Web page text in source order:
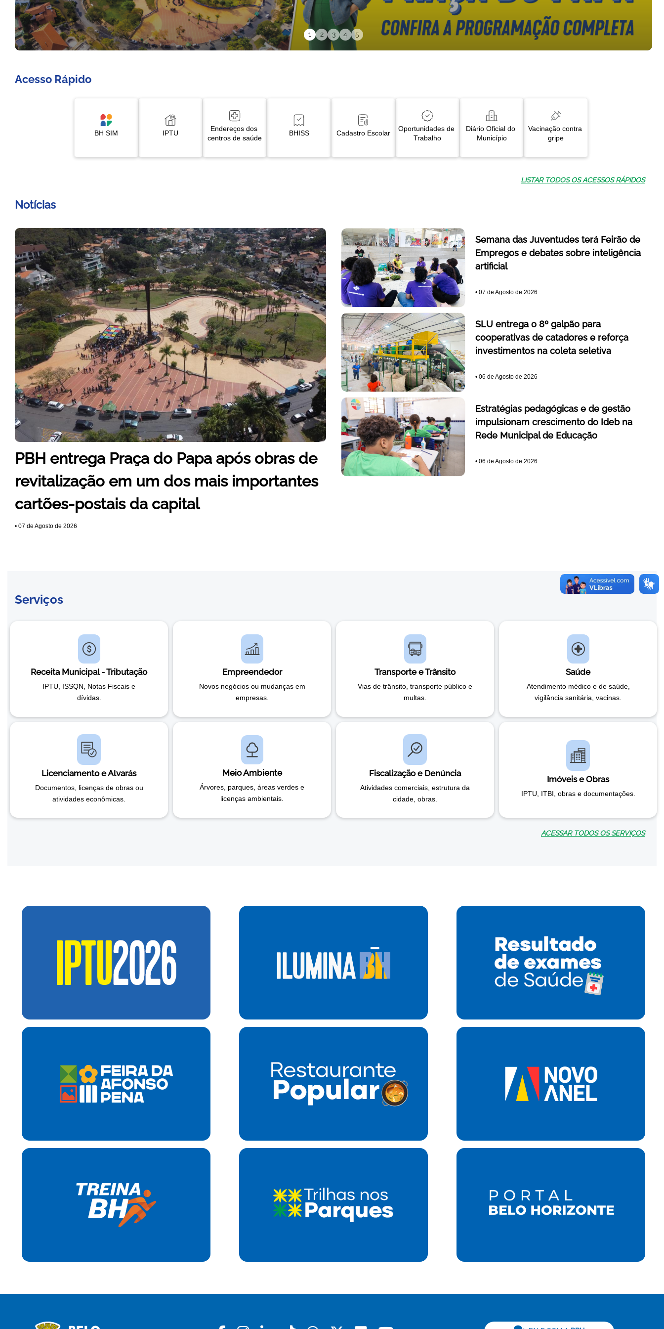
1 2 3 4 5
Acesso Rápido
BH SIM IPTU
Endereços dos
centros de saúde
BHISS Cadastro Escolar
Oportunidades de
Trabalho
Diário Oficial do
Município
Vacinação contra
gripe
LISTAR TODOS OS ACESSOS RÁPIDOS
Notícias
PBH entrega Praça do Papa após obras de
revitalização em um dos mais importantes
cartões-postais da capital
• 07 de Agosto de 2026
Semana das Juventudes terá Feirão de
Empregos e debates sobre inteligência
artificial
• 07 de Agosto de 2026
SLU entrega o 8º galpão para
cooperativas de catadores e reforça
investimentos na coleta seletiva
• 06 de Agosto de 2026
Estratégias pedagógicas e de gestão
impulsionam crescimento do Ideb na
Rede Municipal de Educação
• 06 de Agosto de 2026
Serviços
Receita Municipal - Tributação
IPTU, ISSQN, Notas Fiscais e
dívidas.
Empreendedor
Novos negócios ou mudanças em
empresas.
Transporte e Trânsito
Vias de trânsito, transporte público e
multas.
Saúde
Atendimento médico e de saúde,
vigilância sanitária, vacinas.
Licenciamento e Alvarás
Documentos, licenças de obras ou
atividades econômicas.
Meio Ambiente
Árvores, parques, áreas verdes e
licenças ambientais.
Fiscalização e Denúncia
Atividades comerciais, estrutura da
cidade, obras.
Imóveis e Obras
IPTU, ITBI, obras e documentações.
ACESSAR TODOS OS SERVIÇOS